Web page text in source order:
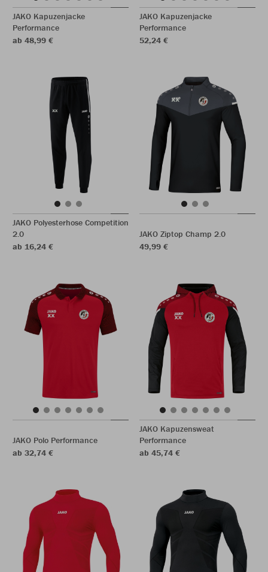
JAKO Kapuzenjacke
Performance
ab 48,99 €
JAKO Kapuzenjacke
Performance
52,24 €
JAKO Polyesterhose Competition
2.0
ab 16,24 €
JAKO Ziptop Champ 2.0
49,99 €
JAKO Polo Performance
ab 32,74 €
JAKO Kapuzensweat
Performance
ab 45,74 €